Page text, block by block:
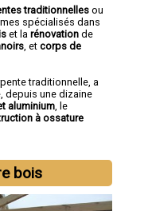
traditionnelles ou
spécialisés dans
et la rénovation de
, et corps de
traditionnelle, a
depuis une dizaine
aluminium , le
à ossature
bois